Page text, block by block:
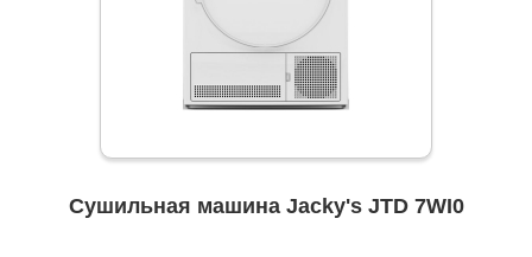
Сушильная машина Jacky's JTD 7WI0